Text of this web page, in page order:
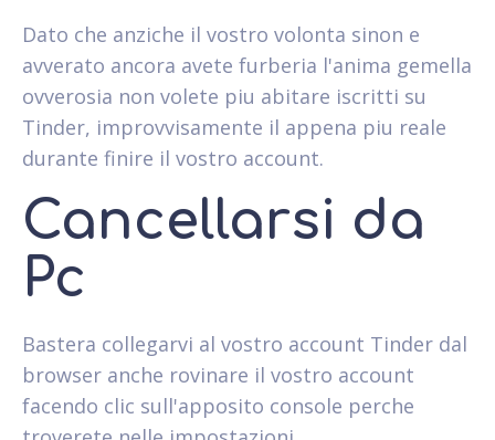
Dato che anziche il vostro volonta sinon e
avverato ancora avete furberia l'anima gemella
ovverosia non volete piu abitare iscritti su
Tinder, improvvisamente il appena piu reale
durante finire il vostro account.
Cancellarsi da
Pc
Bastera collegarvi al vostro account Tinder dal
browser anche rovinare il vostro account
facendo clic sull'apposito console perche